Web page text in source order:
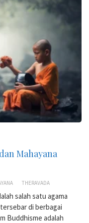
Mahayana
THERAVADA
salah satu agama
di berbagai
Buddhisme adalah